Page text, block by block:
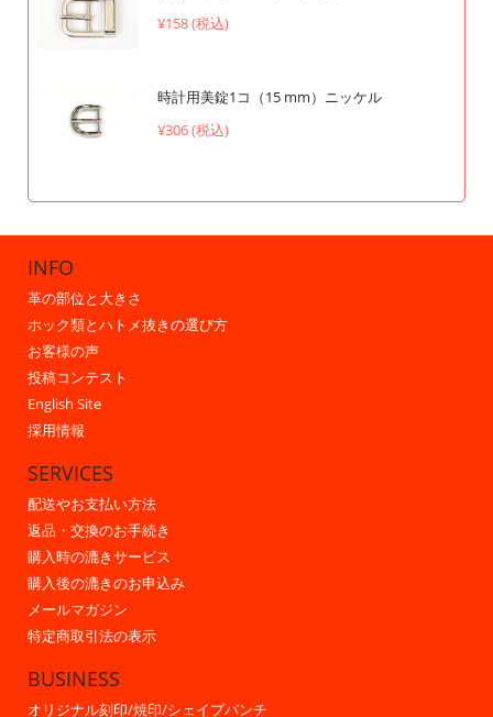
¥158 (税込)
時計用美錠1コ（15 mm）ニッケル
¥306 (税込)
INFO
革の部位と大きさ
ホック類とハトメ抜きの選び方
お客様の声
投稿コンテスト
English Site
採用情報
SERVICES
配送やお支払い方法
返品・交換のお手続き
購入時の漉きサービス
購入後の漉きのお申込み
メールマガジン
特定商取引法の表示
BUSINESS
オリジナル刻印/焼印/シェイプパンチ